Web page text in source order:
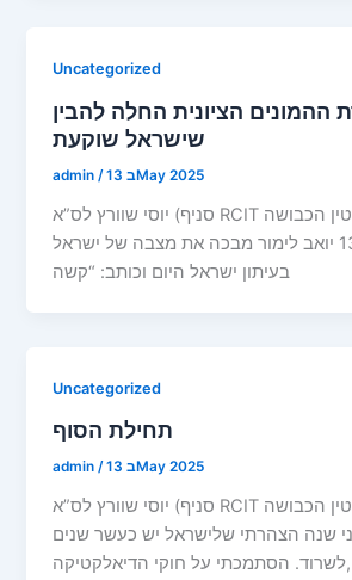
Uncategorized
ההמונים הציונית החלה להבין
שישראל שוקעת
admin/ 13 בMay 2025
יוסי שוורץ לס”א (סניף RCIT בישראל/פלסטין הכבושה)
13.05.2025 יואב לימור מבכה את מצבה של ישראל
בעיתון ישראל היום וכותב: “קשה
Uncategorized
תחילת הסוף
admin/ 13 בMay 2025
יוסי שוורץ לס”א (סניף RCIT בישראל/פלסטין הכבושה)
לפני שנה הצהרתי שלישראל יש כעשר שנים
לשרוד. הסתמכתי על חוקי הדיאלקטיקה,